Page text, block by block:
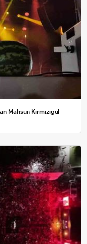
Mahsun Kırmızıgül